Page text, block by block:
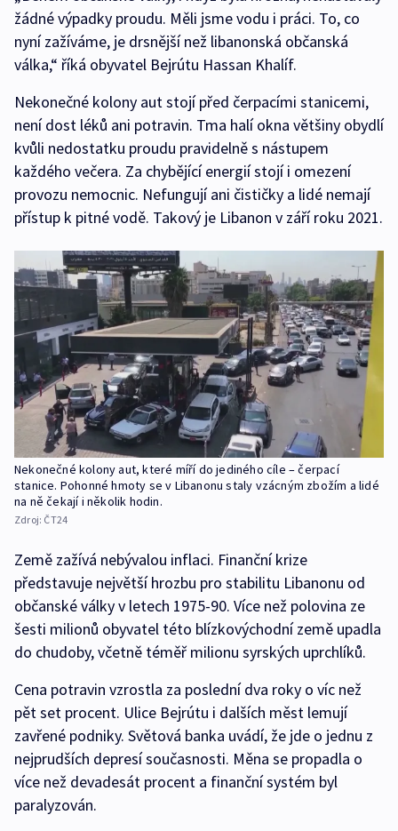
žádné výpadky proudu. Měli jsme vodu i práci. To, co
nyní zažíváme, je drsnější než libanonská občanská
válka,“ říká obyvatel Bejrútu Hassan Khalíf.
Nekonečné kolony aut stojí před čerpacími stanicemi,
není dost léků ani potravin. Tma halí okna většiny obydlí
kvůli nedostatku proudu pravidelně s nástupem
každého večera. Za chybějící energií stojí i omezení
provozu nemocnic. Nefungují ani čističky a lidé nemají
přístup k pitné vodě. Takový je Libanon v září roku 2021.
Nekonečné kolony aut, které míří do jediného cíle – čerpací
stanice. Pohonné hmoty se v Libanonu staly vzácným zbožím a lidé
na ně čekají i několik hodin.
Zdroj: ČT24
Země zažívá nebývalou inflaci. Finanční krize
představuje největší hrozbu pro stabilitu Libanonu od
občanské války v letech 1975-90. Více než polovina ze
šesti milionů obyvatel této blízkovýchodní země upadla
do chudoby, včetně téměř milionu syrských uprchlíků.
Cena potravin vzrostla za poslední dva roky o víc než
pět set procent. Ulice Bejrútu i dalších měst lemují
zavřené podniky. Světová banka uvádí, že jde o jednu z
nejprudších depresí současnosti. Měna se propadla o
více než devadesát procent a finanční systém byl
paralyzován.